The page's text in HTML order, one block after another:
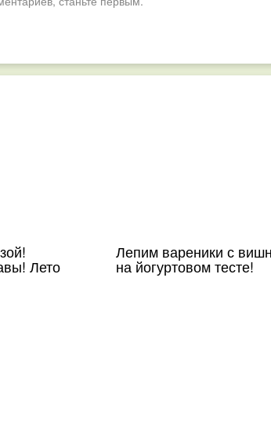
Лето
Лепим вареники с
на йогуртовом тесте!